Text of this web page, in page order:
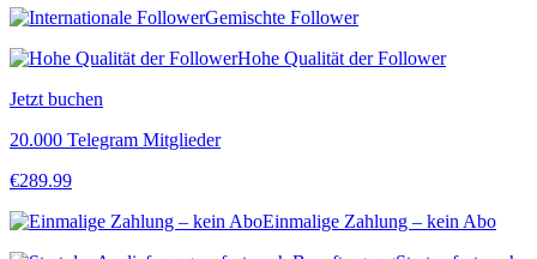
Gemischte Follower
Hohe Qualität der Follower
Jetzt buchen
20.000 Telegram Mitglieder
€289.99
Einmalige Zahlung – kein Abo